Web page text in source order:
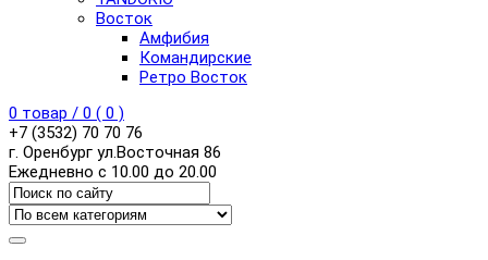
Восток
Амфибия
Командирские
Ретро Восток
0 товар / 0 ( 0 )
+7 (3532) 70 70 76
г. Оренбург ул.Восточная 86
Ежедневно с 10.00 до 20.00